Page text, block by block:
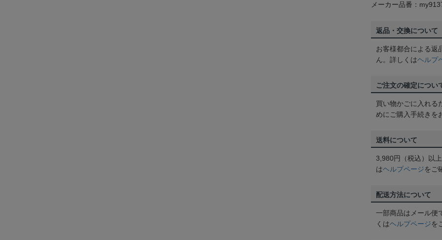
メーカー品番：
返品・交換について
お客様都合による返
ん。詳しくはヘルプ
ご注文の確定につい
買い物かごに入れる
めにご購入手続きを
送料について
3,980円（税込）以
はヘルプページをご
配送方法について
一部商品はメール便
くはヘルプページを